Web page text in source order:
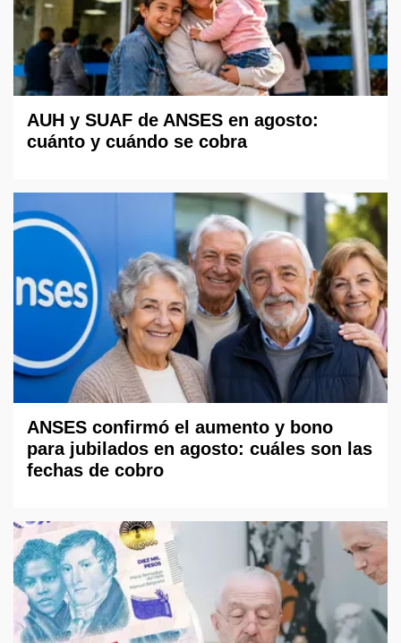
AUH y SUAF de ANSES en agosto:
cuánto y cuándo se cobra
ANSES confirmó el aumento y bono
para jubilados en agosto: cuáles son las
fechas de cobro